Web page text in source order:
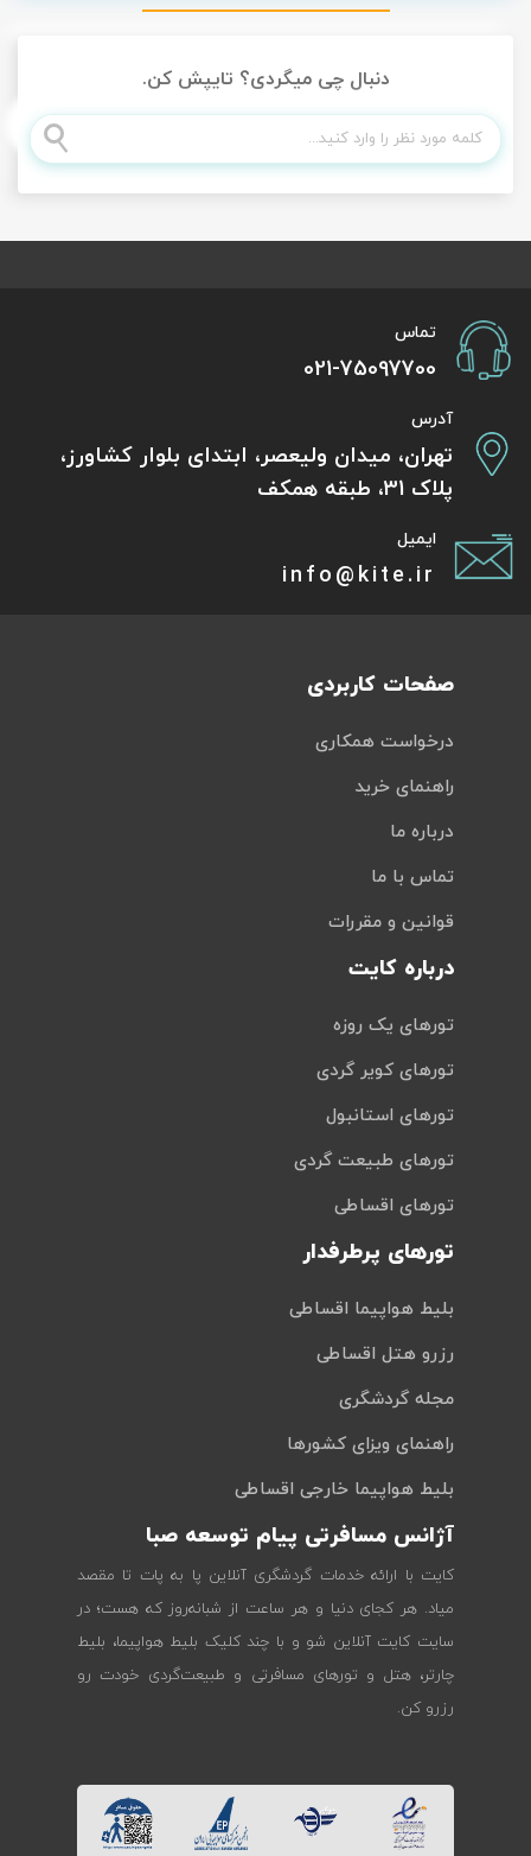
دنبال چی میگردی؟ تایپش کن.
تماس
021-75097700
آدرس
تهران، میدان ولیعصر، ابتدای بلوار کشاورز،
پلاک 31، طبقه همکف
ایمیل
info@kite.ir
صفحات کاربردی
درخواست همکاری
راهنمای خرید
درباره ما
تماس با ما
قوانین و مقررات
درباره کایت
تورهای یک روزه
تورهای کویر گردی
تورهای استانبول
تورهای طبیعت گردی
تورهای اقساطی
تورهای پرطرفدار
بلیط هواپیما اقساطی
رزرو هتل اقساطی
مجله گردشگری
راهنمای ویزای کشورها
بلیط هواپیما خارجی اقساطی
آژانس مسافرتی پیام توسعه صبا
کایت با ارائه خدمات گردشگری آنلاین پا به پات تا مقصد
میاد. هر کجای دنیا و هر ساعت از شبانه‌روز که هست؛ در
سایت کایت آنلاین شو و با چند کلیک بلیط هواپیما، بلیط
چارتر، هتل و تورهای مسافرتی و طبیعت‌گردی خودت رو
رزرو کن.